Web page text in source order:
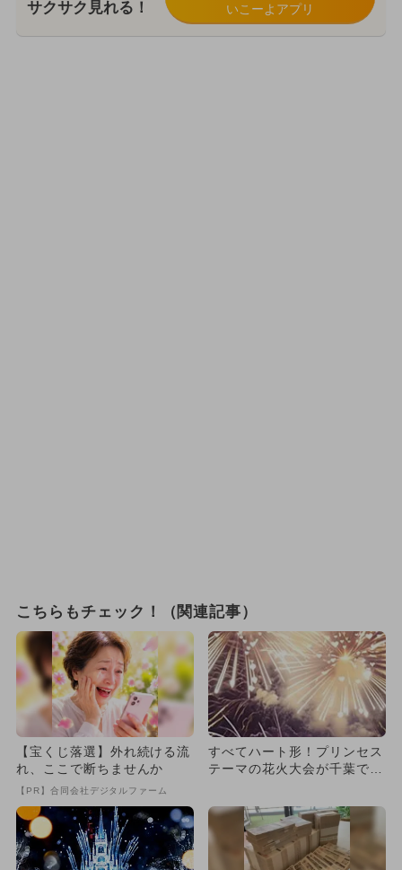
サクサク見れる！
いこーよアプリ
こちらもチェック！（関連記事）
【宝くじ落選】外れ続ける流
れ、ここで断ちませんか
【PR】合同会社デジタルファーム
すべてハート形！プリンセス
テーマの花火大会が千葉で開
も